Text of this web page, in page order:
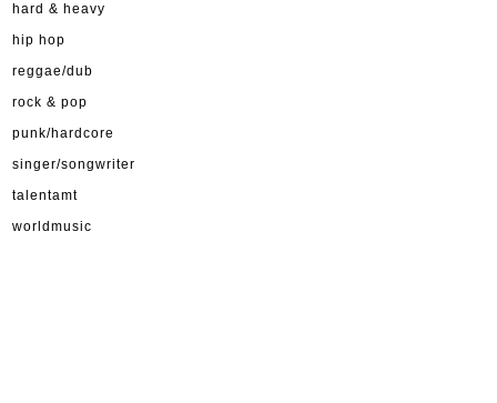
hard & heavy
hip hop
reggae/dub
rock & pop
punk/hardcore
singer/songwriter
talentamt
worldmusic